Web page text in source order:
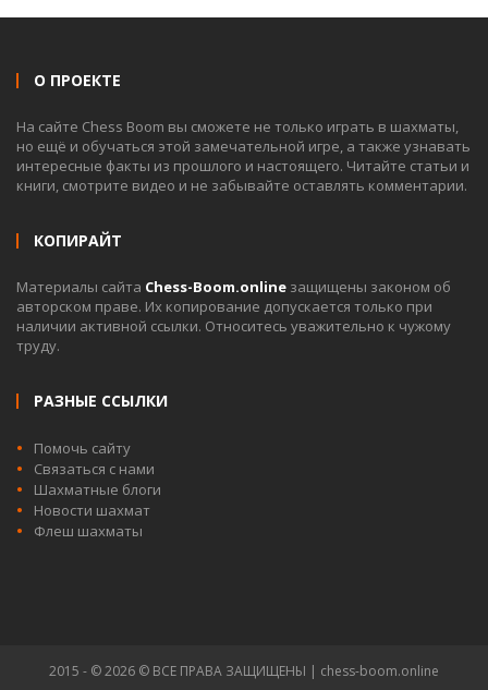
О ПРОЕКТЕ
На сайте Chess Boom вы сможете не только играть в шахматы,
но ещё и обучаться этой замечательной игре, а также узнавать
интересные факты из прошлого и настоящего. Читайте статьи и
книги, смотрите видео и не забывайте оставлять комментарии.
КОПИРАЙТ
Материалы сайта Chess-Boom.online защищены законом об
авторском праве. Их копирование допускается только при
наличии активной ссылки. Относитесь уважительно к чужому
труду.
РАЗНЫЕ ССЫЛКИ
Помочь сайту
Связаться с нами
Шахматные блоги
Новости шахмат
Флеш шахматы
2015 - © 2026 © ВСЕ ПРАВА ЗАЩИЩЕНЫ | chess-boom.online